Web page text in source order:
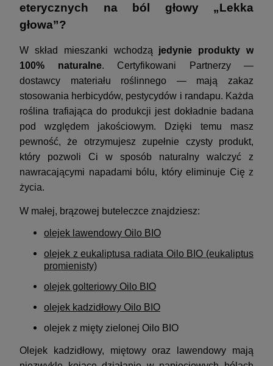
eterycznych na ból głowy „Lekka
głowa”?
W skład mieszanki wchodzą jedynie produkty w
100% naturalne. Certyfikowani Partnerzy —
dostawcy materiału roślinnego — mają zakaz
stosowania herbicydów, pestycydów i randapu. Każda
roślina trafiająca do produkcji jest dokładnie badana
pod względem jakościowym. Dzięki temu masz
pewność, że otrzymujesz zupełnie czysty produkt,
który pozwoli Ci w sposób naturalny walczyć z
nawracającymi napadami bólu, który eliminuje Cię z
życia.
W małej, brązowej buteleczce znajdziesz:
olejek lawendowy Oilo BIO
olejek z eukaliptusa radiata Oilo BIO (eukaliptus
promienisty)
olejek golteriowy Oilo BIO
olejek kadzidłowy Oilo BIO
olejek z mięty zielonej Oilo BIO
Olejek kadzidłowy, miętowy oraz lawendowy mają